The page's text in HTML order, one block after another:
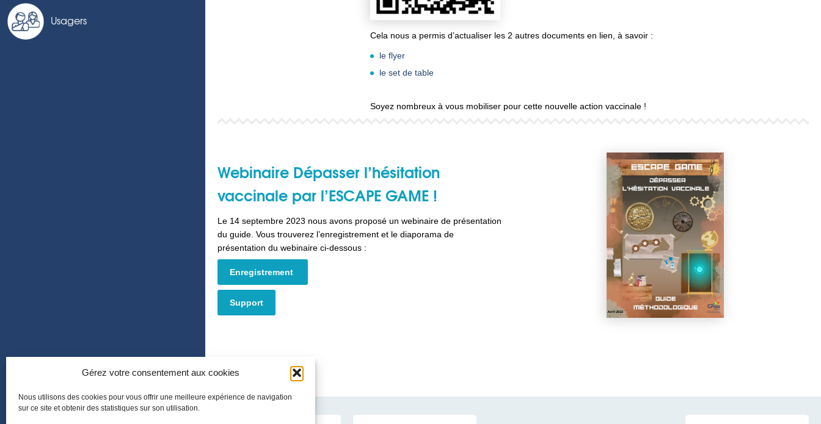
Gérez votre consentement aux cookies
Nous utilisons des cookies pour vous offrir une meilleure expérience de navigation
sur ce site et obtenir des statistiques sur son utilisation.
Usagers
Cela nous a permis d’actualiser les 2 autres documents en lien, à savoir :
le flyer
le set de table
Soyez nombreux à vous mobiliser pour cette nouvelle action vaccinale !
Webinaire Dépasser l’hésitation
vaccinale par l’ESCAPE GAME !
Le 14 septembre 2023 nous avons proposé un webinaire de présentation
du guide. Vous trouverez l’enregistrement et le diaporama de
présentation du webinaire ci-dessous :
Enregistrement
Support